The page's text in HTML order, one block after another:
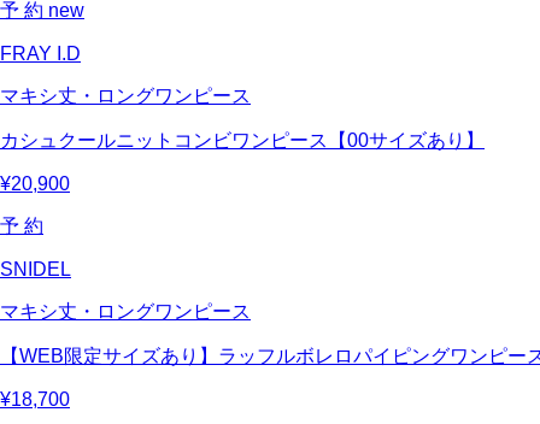
予 約 new
FRAY I.D
マキシ丈・ロングワンピース
カシュクールニットコンビワンピース【00サイズあり】
¥20,900
予 約
SNIDEL
マキシ丈・ロングワンピース
【WEB限定サイズあり】ラッフルボレロパイピングワンピー
¥18,700